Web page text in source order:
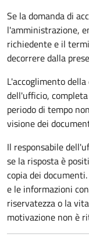
Se la domanda di
l'amministrazione,
richiedente e il
decorrere dalla
L'accoglimento
dell'ufficio,
periodo di tempo
visione dei
Il responsabile
se la risposta è
copia dei
e le informazioni
riservatezza o la
motivazione non è